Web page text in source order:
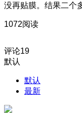
没再贴膜。结果二个
1072阅读
评论19
默认
默认
最新